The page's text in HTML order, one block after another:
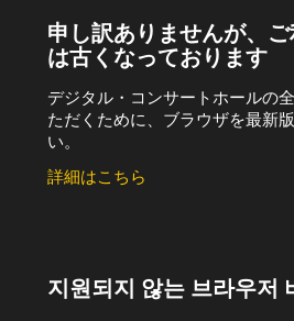
申し訳ありませんが、
は古くなっております
デジタル・コンサートホールの
ただくために、ブラウザを最新
い。
詳細はこちら
지원되지 않는 브라우저